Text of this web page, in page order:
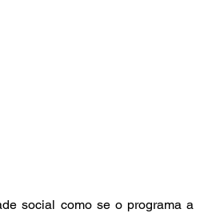
social como se o programa a